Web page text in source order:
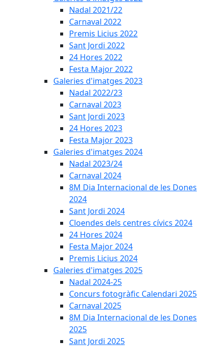
Nadal 2021/22
Carnaval 2022
Premis Licius 2022
Sant Jordi 2022
24 Hores 2022
Festa Major 2022
Galeries d'imatges 2023
Nadal 2022/23
Carnaval 2023
Sant Jordi 2023
24 Hores 2023
Festa Major 2023
Galeries d'imatges 2024
Nadal 2023/24
Carnaval 2024
8M Dia Internacional de les Dones
2024
Sant Jordi 2024
Cloendes dels centres cívics 2024
24 Hores 2024
Festa Major 2024
Premis Licius 2024
Galeries d'imatges 2025
Nadal 2024-25
Concurs fotogràfic Calendari 2025
Carnaval 2025
8M Dia Internacional de les Dones
2025
Sant Jordi 2025